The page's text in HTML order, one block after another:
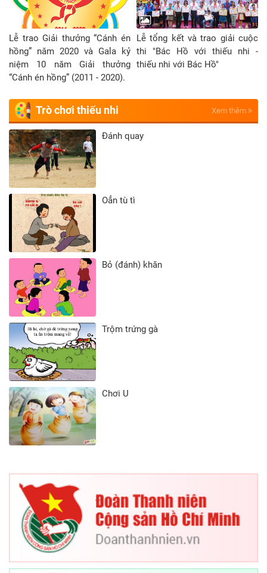
Lễ trao Giải thưởng “Cánh én
hồng” năm 2020 và Gala kỷ
niệm 10 năm Giải thưởng
“Cánh én hồng” (2011 - 2020).
Lễ tổng kết và trao giải cuộc
thi "Bác Hồ với thiếu nhi -
thiếu nhi với Bác Hồ"
Trò chơi thiếu nhi Xem thêm
Đánh quay
Oẳn tù tì
Bỏ (đánh) khăn
Trộm trứng gà
Chơi U